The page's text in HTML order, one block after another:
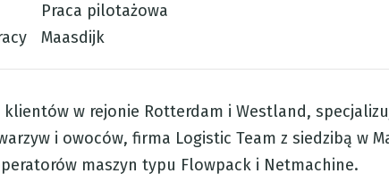
Praca pilotażowa
Maasdijk
klientów w rejonie Rotterdam i Westland,
i owoców, firma Logistic Team z siedzibą w
maszyn typu Flowpack i Netmachine.